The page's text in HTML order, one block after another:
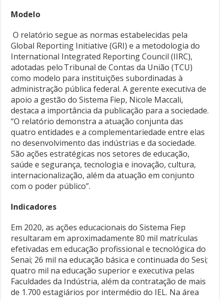
Modelo
O relatório segue as normas estabelecidas pela
Global Reporting Initiative (GRI) e a metodologia do
International Integrated Reporting Council (IIRC),
adotadas pelo Tribunal de Contas da União (TCU)
como modelo para instituições subordinadas à
administração pública federal. A gerente executiva de
apoio a gestão do Sistema Fiep, Nicole Maccali,
destaca a importância da publicação para a sociedade.
“O relatório demonstra a atuação conjunta das
quatro entidades e a complementariedade entre elas
no desenvolvimento das indústrias e da sociedade.
São ações estratégicas nos setores de educação,
saúde e segurança, tecnologia e inovação, cultura,
internacionalização, além da atuação em conjunto
com o poder público”.
Indicadores
Em 2020, as ações educacionais do Sistema Fiep
resultaram em aproximadamente 80 mil matrículas
efetivadas em educação profissional e tecnológica do
Senai; 26 mil na educação básica e continuada do Sesi;
quatro mil na educação superior e executiva pelas
Faculdades da Indústria, além da contratação de mais
de 1.700 estagiários por intermédio do IEL. Na área